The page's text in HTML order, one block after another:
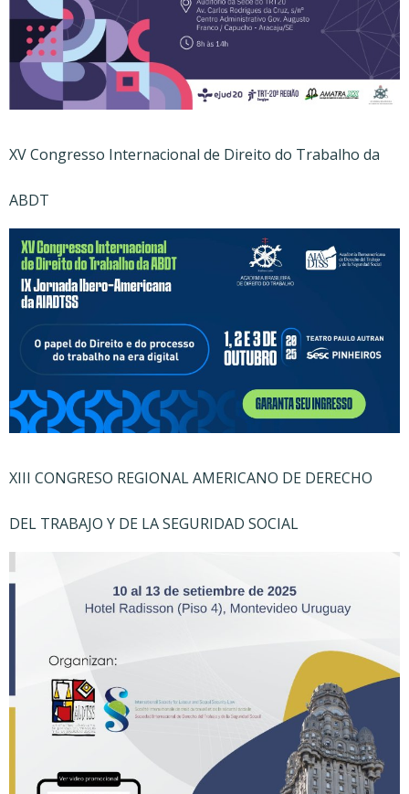
XV Congresso Internacional de Direito do Trabalho da
ABDT
XIII CONGRESO REGIONAL AMERICANO DE DERECHO
DEL TRABAJO Y DE LA SEGURIDAD SOCIAL